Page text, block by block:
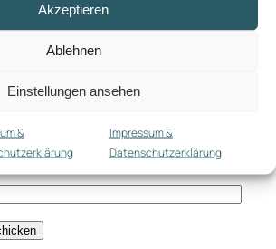
Akzeptieren
Ablehnen
Einstellungen ansehen
&
Impressum &
Datenschutzerklärung